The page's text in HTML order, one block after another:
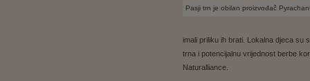
Pasji trn je obilan proizvođač
imali priliku ih brati. Lokalna djeca su
trna i potencijalnu vrijednost berbe
Naturalliance.